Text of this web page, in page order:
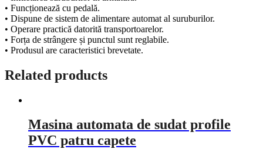
• Funcționează cu pedală.
• Dispune de sistem de alimentare automat al suruburilor.
• Operare practică datorită transportoarelor.
• Forța de strângere și punctul sunt reglabile.
• Produsul are caracteristici brevetate.
Related products
Masina automata de sudat profile
PVC patru capete